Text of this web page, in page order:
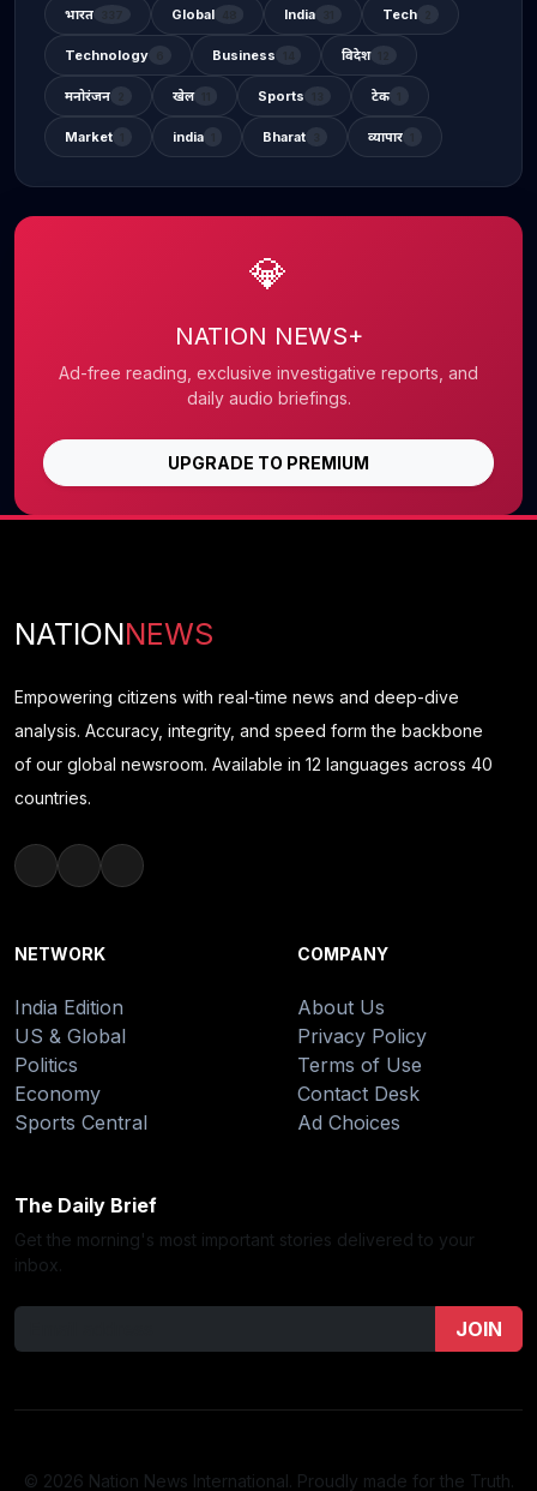
भारत Global India Tech
Technology Business विदेश
मनोरंजन खेल Sports टेक
Market india Bharat व्यापार
💎
NATION NEWS+
Ad-free reading, exclusive investigative reports, and
daily audio briefings.
UPGRADE TO PREMIUM
NATIONNEWS
Empowering citizens with real-time news and deep-dive
analysis. Accuracy, integrity, and speed form the backbone
of our global newsroom. Available in 12 languages across 40
countries.
NETWORK
India Edition
US & Global
Politics
Economy
Sports Central
COMPANY
About Us
Privacy Policy
Terms of Use
Contact Desk
Ad Choices
The Daily Brief
Get the morning's most important stories delivered to your
inbox.
JOIN
© 2026 Nation News International. Proudly made for the Truth.